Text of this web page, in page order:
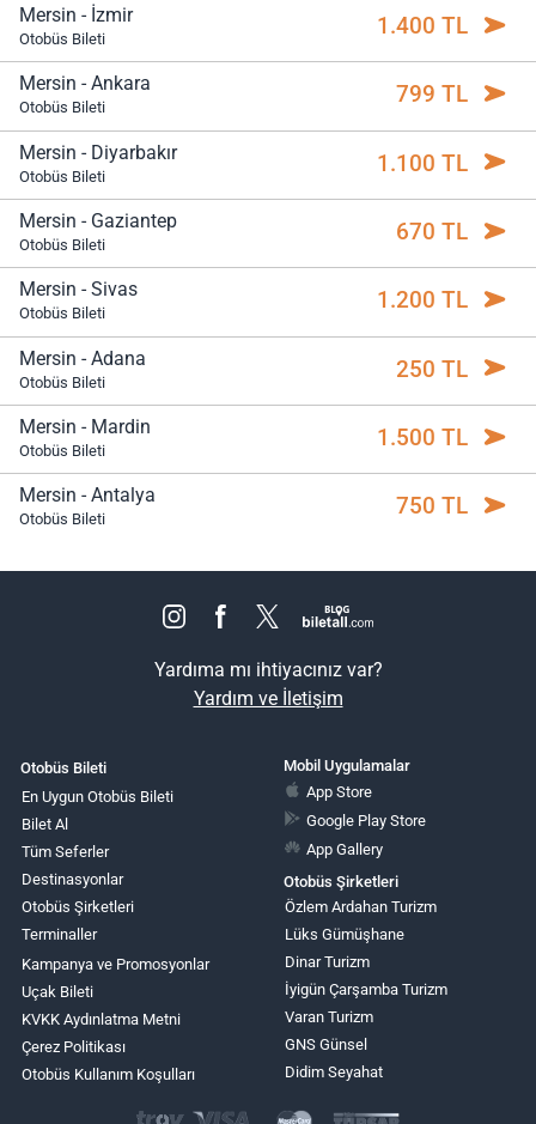
Mersin - İzmir
Otobüs Bileti 1.400 TL
Mersin - Ankara
Otobüs Bileti 799 TL
Mersin - Diyarbakır
Otobüs Bileti 1.100 TL
Mersin - Gaziantep
Otobüs Bileti 670 TL
Mersin - Sivas
Otobüs Bileti 1.200 TL
Mersin - Adana
Otobüs Bileti 250 TL
Mersin - Mardin
Otobüs Bileti 1.500 TL
Mersin - Antalya
Otobüs Bileti 750 TL
Yardıma mı ihtiyacınız var?
Yardım ve İletişim
Otobüs Bileti
En Uygun Otobüs Bileti
Bilet Al
Tüm Seferler
Destinasyonlar
Otobüs Şirketleri
Terminaller
Kampanya ve Promosyonlar
Uçak Bileti
KVKK Aydınlatma Metni
Çerez Politikası
Otobüs Kullanım Koşulları
Mobil Uygulamalar
App Store
Google Play Store
App Gallery
Otobüs Şirketleri
Özlem Ardahan Turizm
Lüks Gümüşhane
Dinar Turizm
İyigün Çarşamba Turizm
Varan Turizm
GNS Günsel
Didim Seyahat